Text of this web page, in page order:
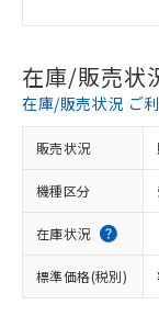
在庫/販売状
在庫/販売状況 ご
販売状況
機種区分
在庫状況
標準価格(税別)